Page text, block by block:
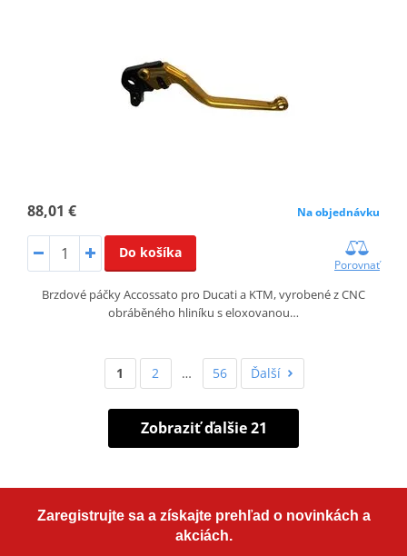
88,01 € Na objednávku
Do košíka
Porovnať
Brzdové páčky Accossato pro Ducati a KTM, vyrobené z CNC
obráběného hliníku s eloxovanou…
1 2 … 56 Ďalší
Zobraziť ďalšie 21
Zaregistrujte sa a získajte prehľad o novinkách a
akciách.